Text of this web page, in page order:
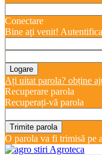
Conectare
Bine ați venit!
Ați uitat parola? obține
Recuperare parola
Recuperați-vă parola
O parola va fi trimisă pe
Agroteca